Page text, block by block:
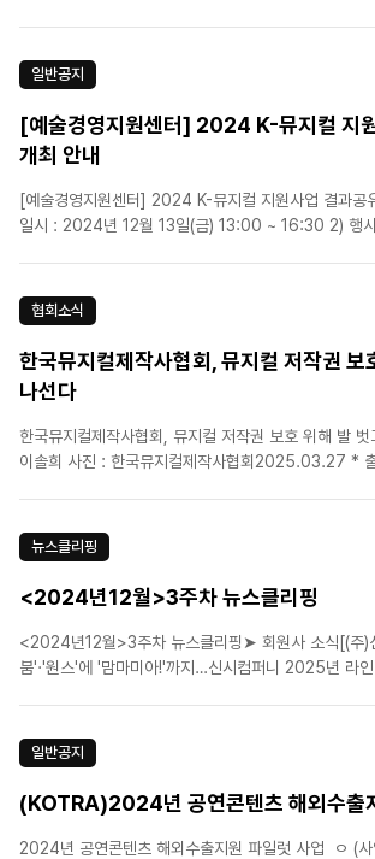
에 연극 활황[2024 연극뮤지컬 결산]..
일반공지
[예술경영지원센터] 2024 K-뮤지컬 지
개최 안내
[예술경영지원센터] 2024 K-뮤지컬 지원사업 결과공
일시 : 2024년 12월 13일(금) 13:00 ~ 16:30 2) 행사
협회소식
한국뮤지컬제작사협회, 뮤지컬 저작권 보
나선다
한국뮤지컬제작사협회, 뮤지컬 저작권 보호 위해 발
이솔희 사진 : 한국뮤지컬제작사협회2025.03.27 *
지난 26일 법무법인 ..
뉴스클리핑
<2024년12월>3주차 뉴스클리핑
<2024년12월>3주차 뉴스클리핑➤ 회원사 소식[(주)
붐'·'원스'에 '맘마미아!'까지…신시컴퍼니 2025년 라
지컬 라인업 공개 …'베어 더 뮤..
일반공지
(KOTRA)2024년 공연콘텐츠 해외수출
2024년 공연콘텐츠 해외수출지원 파일럿 사업 ㅇ (